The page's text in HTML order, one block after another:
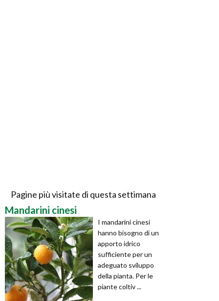
Pagine più visitate di questa settimana
Mandarini cinesi
I mandarini cinesi
hanno bisogno di un
apporto idrico
sufficiente per un
adeguato sviluppo
della pianta. Per le
piante coltiv ...